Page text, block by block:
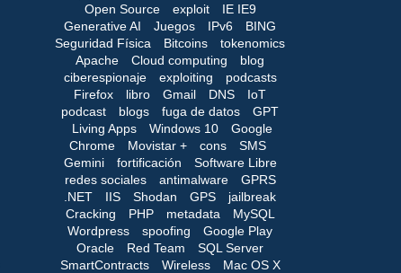
Open Source
exploit
IE IE9
Generative AI
Juegos IPv6
BING
Seguridad Física
Bitcoins
tokenomics
Apache
Cloud computing
blog
ciberespionaje
exploiting
podcasts
Firefox
libro Gmail DNS
IoT
podcast
blogs fuga de datos
GPT
Living Apps
Windows 10
Google
Chrome
Movistar + cons
SMS
Gemini
fortificación
Software Libre
redes sociales
antimalware
GPRS
.NET
IIS Shodan GPS
jailbreak
Cracking
PHP metadata
MySQL
Wordpress
spoofing
Google Play
Oracle
Red Team
SQL Server
SmartContracts
Wireless
Mac OS X